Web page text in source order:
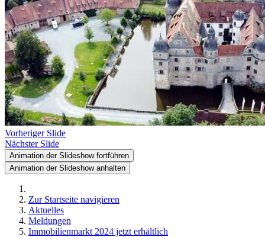
Vorheriger Slide
Nächster Slide
Animation der Slideshow fortführen
Animation der Slideshow anhalten
Zur Startseite navigieren
Aktuelles
Meldungen
Immobilienmarkt 2024 jetzt erhältlich